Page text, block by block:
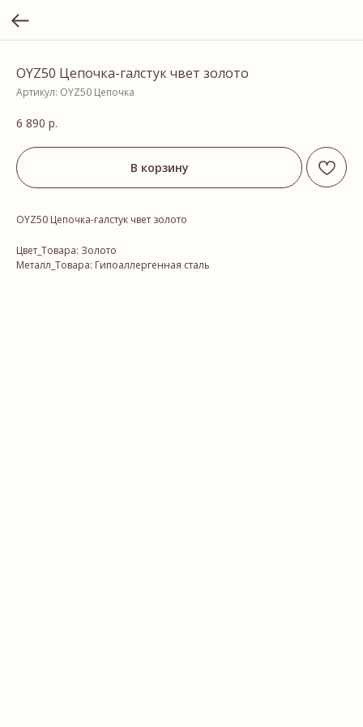
OYZ50 Цепочка-галстук чвет золото
Артикул: OYZ50 Цепочка
6 890 р.
В корзину
OYZ50 Цепочка-галстук чвет золото
Цвет_Товара: Золото
Металл_Товара: Гипоаллергенная сталь